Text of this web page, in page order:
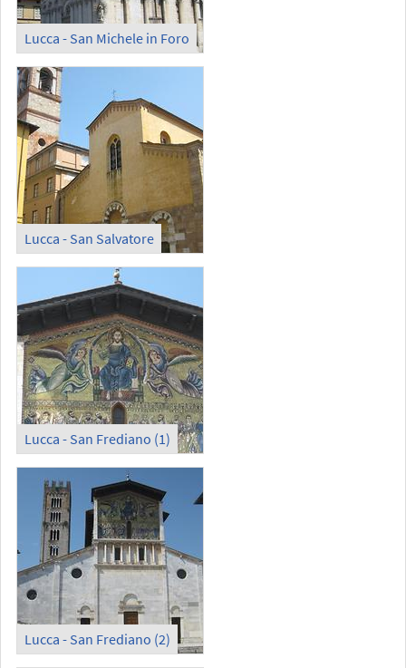
Lucca - San Michele in Foro
Lucca - San Salvatore
Lucca - San Frediano (1)
Lucca - San Frediano (2)